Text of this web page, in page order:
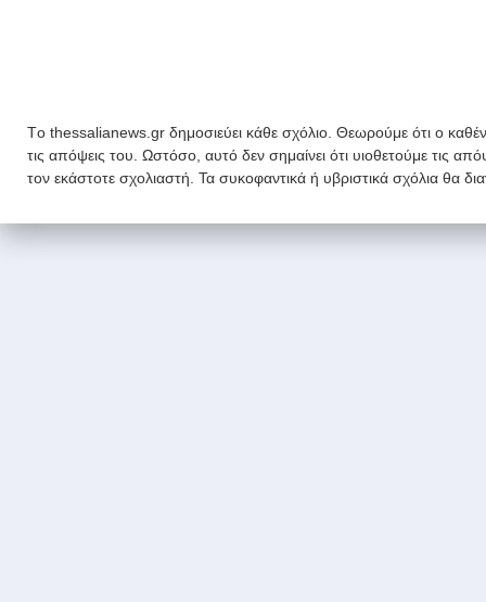
Tο thessalianews.gr δημοσιεύει κάθε σχόλιο. Θεωρούμε ότι ο
τις απόψεις του. Ωστόσο, αυτό δεν σημαίνει ότι υιοθετούμε τις
τον εκάστοτε σχολιαστή. Τα συκοφαντικά ή υβριστικά σχόλια θα